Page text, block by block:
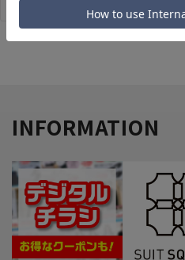
INFORMATION